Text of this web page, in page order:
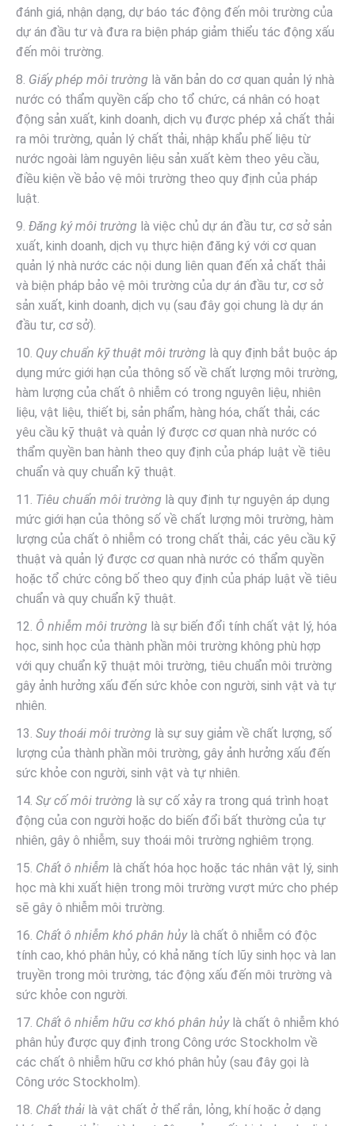
đánh giá, nhận dạng, dự báo tác động đến môi trường của
dự án đầu tư và đưa ra biện pháp giảm thiểu tác động xấu
đến môi trường.
8. Giấy phép môi trường là văn bản do cơ quan quản lý nhà
nước có thẩm quyền cấp cho tổ chức, cá nhân có hoạt
động sản xuất, kinh doanh, dịch vụ được phép xả chất thải
ra môi trường, quản lý chất thải, nhập khẩu phế liệu từ
nước ngoài làm nguyên liệu sản xuất kèm theo yêu cầu,
điều kiện về bảo vệ môi trường theo quy định của pháp
luật.
9. Đăng ký môi trường là việc chủ dự án đầu tư, cơ sở sản
xuất, kinh doanh, dịch vụ thực hiện đăng ký với cơ quan
quản lý nhà nước các nội dung liên quan đến xả chất thải
và biện pháp bảo vệ môi trường của dự án đầu tư, cơ sở
sản xuất, kinh doanh, dịch vụ (sau đây gọi chung là dự án
đầu tư, cơ sở).
10. Quy chuẩn kỹ thuật môi trường là quy định bắt buộc áp
dụng mức giới hạn của thông số về chất lượng môi trường,
hàm lượng của chất ô nhiễm có trong nguyên liệu, nhiên
liệu, vật liệu, thiết bị, sản phẩm, hàng hóa, chất thải, các
yêu cầu kỹ thuật và quản lý được cơ quan nhà nước có
thẩm quyền ban hành theo quy định của pháp luật về tiêu
chuẩn và quy chuẩn kỹ thuật.
11. Tiêu chuẩn môi trường là quy định tự nguyện áp dụng
mức giới hạn của thông số về chất lượng môi trường, hàm
lượng của chất ô nhiễm có trong chất thải, các yêu cầu kỹ
thuật và quản lý được cơ quan nhà nước có thẩm quyền
hoặc tổ chức công bố theo quy định của pháp luật về tiêu
chuẩn và quy chuẩn kỹ thuật.
12. Ô nhiễm môi trường là sự biến đổi tính chất vật lý, hóa
học, sinh học của thành phần môi trường không phù hợp
với quy chuẩn kỹ thuật môi trường, tiêu chuẩn môi trường
gây ảnh hưởng xấu đến sức khỏe con người, sinh vật và tự
nhiên.
13. Suy thoái môi trường là sự suy giảm về chất lượng, số
lượng của thành phần môi trường, gây ảnh hưởng xấu đến
sức khỏe con người, sinh vật và tự nhiên.
14. Sự cố môi trường là sự cố xảy ra trong quá trình hoạt
động của con người hoặc do biến đổi bất thường của tự
nhiên, gây ô nhiễm, suy thoái môi trường nghiêm trọng.
15. Chất ô nhiễm là chất hóa học hoặc tác nhân vật lý, sinh
học mà khi xuất hiện trong môi trường vượt mức cho phép
sẽ gây ô nhiễm môi trường.
16. Chất ô nhiễm khó phân hủylà chất ô nhiễm có độc
tính cao, khó phân hủy, có khả năng tích lũy sinh học và lan
truyền trong môi trường, tác động xấu đến môi trường và
sức khỏe con người.
17. Chất ô nhiễm hữu cơ khó phân hủylà chất ô nhiễm khó
phân hủy được quy định trong Công ước Stockholm về
các chất ô nhiễm hữu cơ khó phân hủy (sau đây gọi là
Công ước Stockholm).
18. Chất thải là vật chất ở thể rắn, lỏng, khí hoặc ở dạng